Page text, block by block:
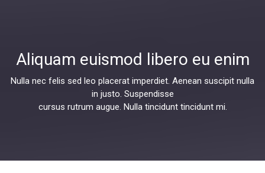
Aliquam euismod libero eu enim
Nulla nec felis sed leo placerat imperdiet. Aenean suscipit nulla
in justo. Suspendisse
cursus rutrum augue. Nulla tincidunt tincidunt mi.